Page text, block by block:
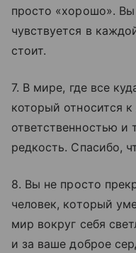
просто «хорошо».
чувствуется в
стоит.
7. В мире, где все
который относится к
ответственностью
редкость. Спасибо,
8. Вы не просто
человек, который
мир вокруг себя
и за ваше доброе